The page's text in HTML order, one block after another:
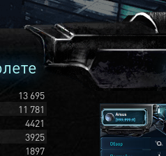
13 695
11 781
4421
3925
1897